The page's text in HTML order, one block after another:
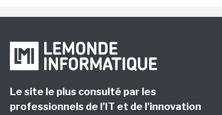
Le site le plus consulté par les
professionnels de l’IT et de l’innovation